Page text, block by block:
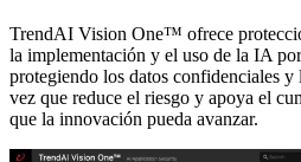
TrendAI Vision One™ ofrece
la implementación y el uso de la IA
protegiendo los datos confidenciales
vez que reduce el riesgo y apoya el
que la innovación pueda avanzar.